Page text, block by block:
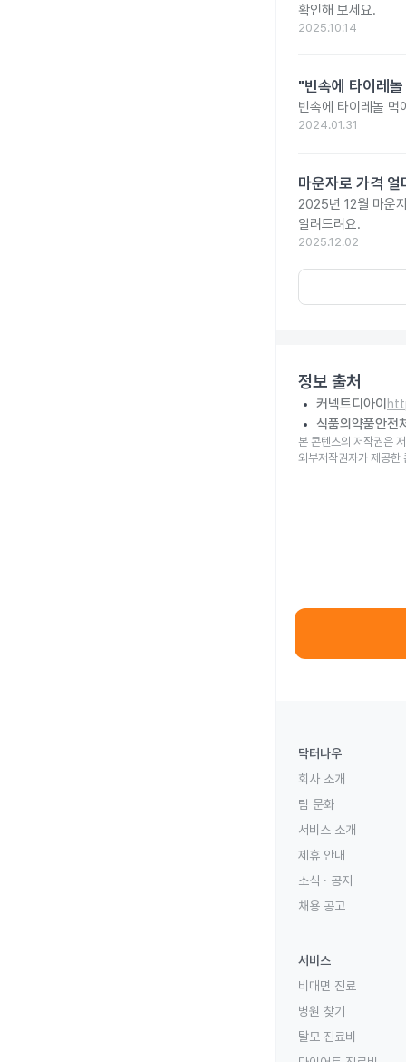
확인해 보세요.
2025.10.14
"빈속에 타이레
빈속에 타이레놀 먹
2024.01.31
마운자로 가격
2025년 12월 마운
알려드려요.
2025.12.02
정보 출처
커넥트디아이
식품의약품안전
본 콘텐츠의 저작권은
외부저작권자가 제공한
닥터나우
회사 소개
팀 문화
서비스 소개
제휴 안내
소식 · 공지
채용 공고
서비스
비대면 진료
병원 찾기
탈모 진료비